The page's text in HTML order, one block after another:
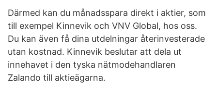
Därmed kan du månadsspara direkt i aktier, som
till exempel Kinnevik och VNV Global, hos oss.
Du kan även få dina utdelningar återinvesterade
utan kostnad. Kinnevik beslutar att dela ut
innehavet i den tyska nätmodehandlaren
Zalando till aktieägarna.